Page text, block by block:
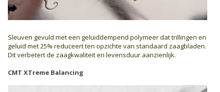
Sleuven gevuld met een geluiddempend polymeer dat trillingen en
geluid met 25% reduceert ten opzichte van standaard zaagbladen.
Dit verbetert de zaagkwaliteit en levensduur aanzienlijk.
CMT XTreme Balancing